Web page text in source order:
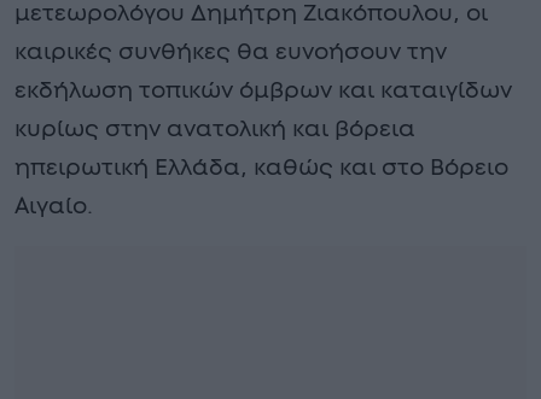
μετεωρολόγου Δημήτρη Ζιακόπουλου, οι
καιρικές συνθήκες θα ευνοήσουν την
εκδήλωση τοπικών όμβρων και καταιγίδων
κυρίως στην ανατολική και βόρεια
ηπειρωτική Ελλάδα, καθώς και στο Βόρειο
Αιγαίο.